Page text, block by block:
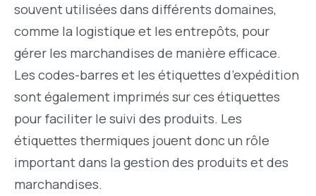
souvent utilisées dans différents domaines,
comme la logistique et les entrepôts, pour
gérer les marchandises de manière efficace.
Les codes-barres et les étiquettes d’expédition
sont également imprimés sur ces étiquettes
pour faciliter le suivi des produits. Les
étiquettes thermiques jouent donc un rôle
important dans la gestion des produits et des
marchandises.